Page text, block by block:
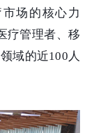
场的核心力
疗管理者、移
域的近100人